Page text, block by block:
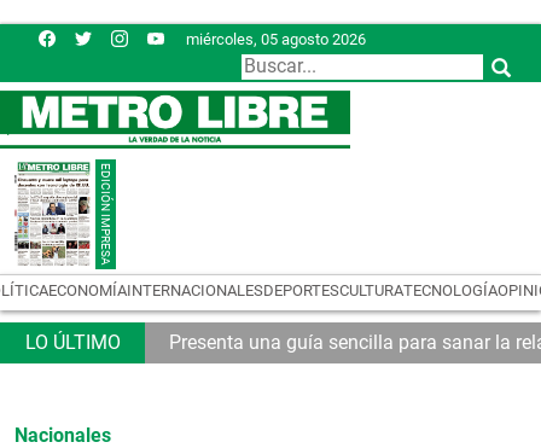
miércoles, 05 agosto 2026
ECONOMÍAINTERNACIONALESDEPORTESCULTURATECNOLOGÍA
logísticos Presenta una guía sencilla para sanar la
Nacionales